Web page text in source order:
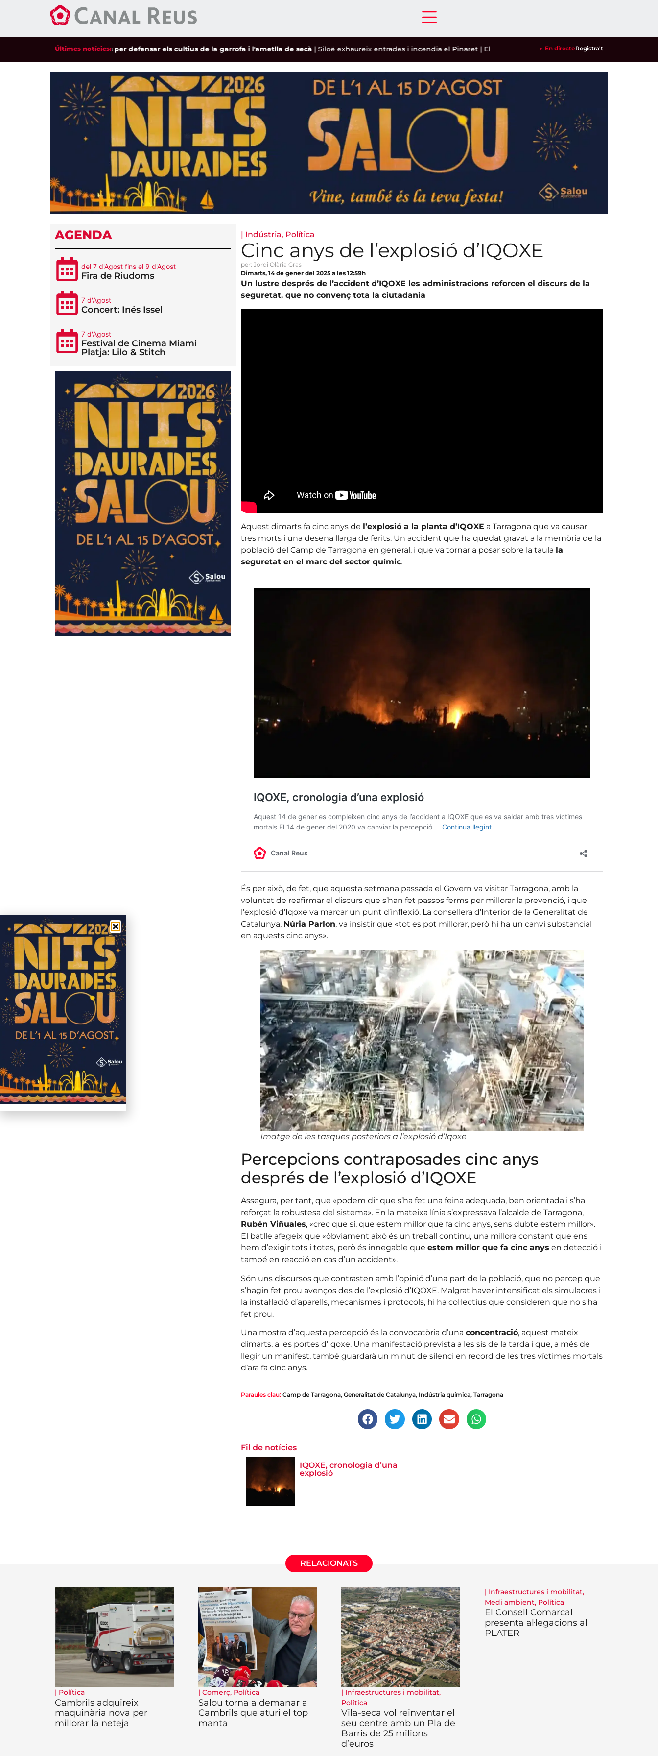
Últimes notícies:
a les mobilitzacions per defensar els cultius de la garrofa i l'ametlla de secà |Siloë exhaureix entrades i incendia el Pinaret|El Reus FCR perd amb contundència contra un Petro de
En directeRegistra't
AGENDA
del 7 d'Agost fins el 9 d'Agost
Fira de Riudoms
7 d'Agost
Concert: Inés Issel
7 d'Agost
Festival de Cinema Miami
Platja: Lilo & Stitch
| Indústria, Política
Cinc anys de l’explosió d’IQOXE
per: Jordi Olària Gras
Dimarts, 14 de gener del 2025 a les 12:59h
Un lustre després de l’accident d’IQOXE les administracions reforcen el discurs de la
seguretat, que no convenç tota la ciutadania
Aquest dimarts fa cinc anys de l’explosió a la planta d’IQOXE a Tarragona que va causar
tres morts i una desena llarga de ferits. Un accident que ha quedat gravat a la memòria de la
població del Camp de Tarragona en general, i que va tornar a posar sobre la taula la
seguretat en el marc del sector químic.
És per això, de fet, que aquesta setmana passada el Govern va visitar Tarragona, amb la
voluntat de reafirmar el discurs que s’han fet passos ferms per millorar la prevenció, i que
l’explosió d’Iqoxe va marcar un punt d’inflexió. La consellera d’Interior de la Generalitat de
Catalunya, Núria Parlon, va insistir que «tot es pot millorar, però hi ha un canvi substancial
en aquests cinc anys».
Imatge de les tasques posteriors a l’explosió d’Iqoxe
Percepcions contraposades cinc anys
després de l’explosió d’IQOXE
Assegura, per tant, que «podem dir que s’ha fet una feina adequada, ben orientada i s’ha
reforçat la robustesa del sistema». En la mateixa línia s’expressava l’alcalde de Tarragona,
Rubén Viñuales, «crec que sí, que estem millor que fa cinc anys, sens dubte estem millor».
El batlle afegeix que «òbviament això és un treball continu, una millora constant que ens
hem d’exigir tots i totes, però és innegable que estem millor que fa cinc anys en detecció i
també en reacció en cas d’un accident».
Són uns discursos que contrasten amb l’opinió d’una part de la població, que no percep que
s’hagin fet prou avenços des de l’explosió d’IQOXE. Malgrat haver intensificat els simulacres i
la instal·lació d’aparells, mecanismes i protocols, hi ha col·lectius que consideren que no s’ha
fet prou.
Una mostra d’aquesta percepció és la convocatòria d’una concentració, aquest mateix
dimarts, a les portes d’Iqoxe. Una manifestació prevista a les sis de la tarda i que, a més de
llegir un manifest, també guardarà un minut de silenci en record de les tres víctimes mortals
d’ara fa cinc anys.
Paraules clau: Camp de Tarragona, Generalitat de Catalunya, Indústria química, Tarragona
Fil de notícies
IQOXE, cronologia d’una
explosió
RELACIONATS
| Política
Cambrils adquireix
maquinària nova per
millorar la neteja
| Comerç, Política
Salou torna a demanar a
Cambrils que aturi el top
manta
| Infraestructures i mobilitat,
Política
Vila-seca vol reinventar el
seu centre amb un Pla de
Barris de 25 milions
d’euros
| Infraestructures i mobilitat,
Medi ambient, Política
El Consell Comarcal
presenta al·legacions al
PLATER